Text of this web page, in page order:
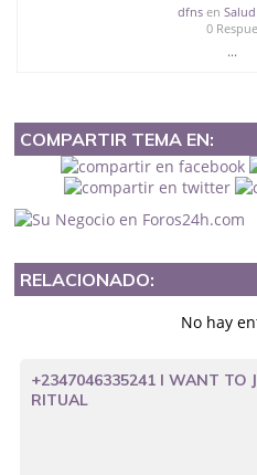
dfnsen
0
...
COMPARTIR TEMA EN:
RELACIONADO:
No hay
+2347046335241 I WANT TO
RITUAL